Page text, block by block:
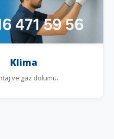
Klima
ve gaz dolumu.